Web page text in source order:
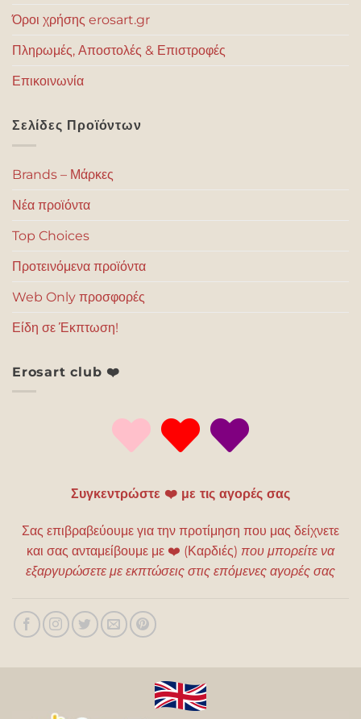
Όροι χρήσης erosart.gr
Πληρωμές, Αποστολές & Επιστροφές
Επικοινωνία
Σελίδες Προϊόντων
Brands – Μάρκες
Νέα προϊόντα
Top Choices
Προτεινόμενα προϊόντα
Web Only προσφορές
Είδη σε Έκπτωση!
Erosart club ❤️
Συγκεντρώστε ❤️ με τις αγορές σας
Σας επιβραβεύουμε για την προτίμηση που μας δείχνετε
και σας ανταμείβουμε με ❤️ (Καρδιές) που μπορείτε να
εξαργυρώσετε με εκπτώσεις στις επόμενες αγορές σας